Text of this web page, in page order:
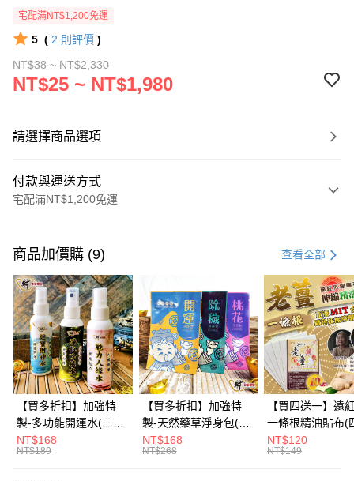
宅配滿NT$1,200免運
5 ( 2 則評價 )
NT$38 ~ NT$2,330
NT$25 ~ NT$1,980
請選擇商品選項
付款與運送方式
宅配滿NT$1,200免運
信用卡一次付款
信用卡分期付款
3 期 0 利率 每期NT$8 21家銀行
合作金庫商業銀行
第一商業銀行
華南商業銀行
彰化商業銀行
上海商業儲蓄銀行
台北富邦商業銀行
國泰世華商業銀行
兆豐國際商業銀行
臺灣中小企業銀行
台中商業銀行
匯豐（台灣）商業銀行
華泰商業銀行
聯邦商業銀行
遠東國際商業銀行
元大商業銀行
6 期 0 利率 每期NT$4 21家銀行
合作金庫商業銀行
第一商業銀行
華南商業銀行
彰化商業銀行
上海商業儲蓄銀行
台北富邦商業銀行
國泰世華商業銀行
兆豐國際商業銀行
臺灣中小企業銀行
台中商業銀行
匯豐（台灣）商業銀行
聯邦商業銀行
12 期 0 利率 每期NT$2 21家銀行
合作金庫商業銀行
第一商業銀行
華南商業銀行
彰化商業銀行
上海商業儲蓄銀行
台北富邦商業銀行
國泰世華商業銀行
兆豐國際商業銀行
臺灣中小企業銀行
超商取貨付款
LINE Pay
Apple Pay
商品加價購 (9) 查看全部
【買多折扣】加強特
製-多功能開運水(三款
任選)《大師特製》
《含開光》財神小舖 -
NT$168
NT$189
【買多折扣】加強特
製-天然藥草淨身包(四
款任選)3入【財神小
舖】開運，桃花，除穢
NT$168
NT$268
【買四送一】遠
一條根精油貼布(
任選)【財神小舖
利技術、伸縮貼
NT$120
NT$149